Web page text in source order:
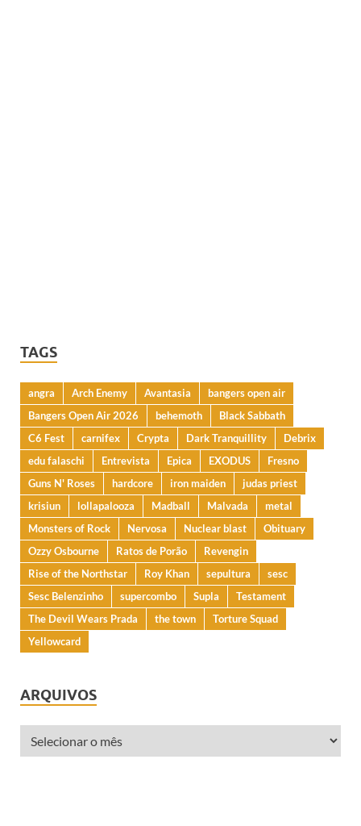
TAGS
angra Arch Enemy Avantasia
bangers open air
Bangers Open Air 2026
behemoth
Black Sabbath
C6 Fest
carnifex Crypta Dark Tranquillity
Debrix
edu falaschi
Entrevista Epica EXODUS
Fresno
Guns N' Roses
hardcore iron maiden
judas priest
krisiun
lollapalooza Madball Malvada
metal
Monsters of Rock
Nervosa Nuclear blast
Obituary
Ozzy Osbourne
Ratos de Porão
Revengin
Rise of the Northstar
Roy Khan sepultura
sesc
Sesc Belenzinho
supercombo Supla
Testament
The Devil Wears Prada
the town
Torture Squad
Yellowcard
ARQUIVOS